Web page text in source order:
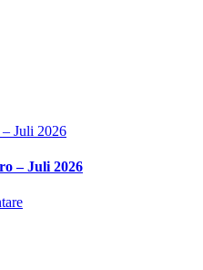
Juli 2026
– Juli 2026